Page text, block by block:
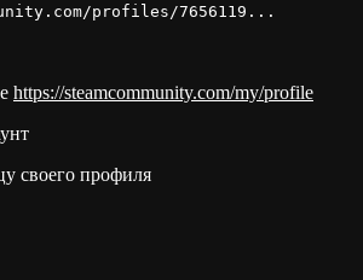
profiles/7656119...
https://steamcommunity.com/my/profile
своего профиля